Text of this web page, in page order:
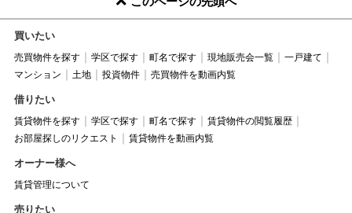
買いたい
売買物件を探す 学区で探す 町名で探す 現地販売会一覧
一戸建て
マンション
土地 投資物件 売買物件を動画内覧
借りたい
賃貸物件を探す 学区で探す 町名で探す
賃貸物件の閲覧履歴
お部屋探しのリクエスト
賃貸物件を動画内覧
オーナー様へ
賃貸管理について
売りたい